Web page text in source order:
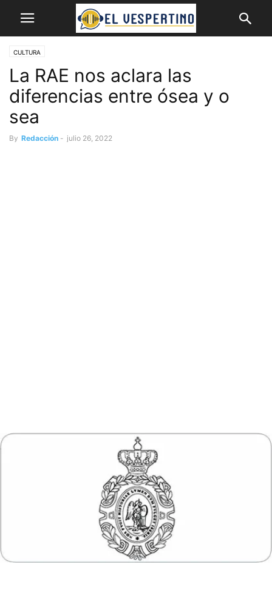
CULTURA
La RAE nos aclara las
diferencias entre ósea y o
sea
By Redacción - julio 26, 2022